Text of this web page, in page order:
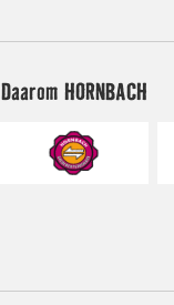
Daarom HORNBACH